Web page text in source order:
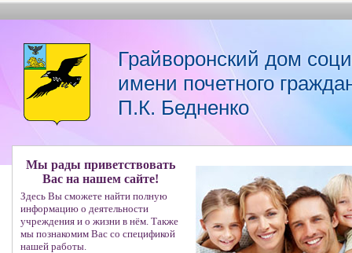
Грайворонский дом
имени почетного
П.К. Бедненко
Мы рады приветствовать
Вас на нашем сайте!
Здесь Вы сможете найти полную
информацию о деятельности
учреждения и о жизни в нём. Также
мы познакомим Вас со спецификой
нашей работы.